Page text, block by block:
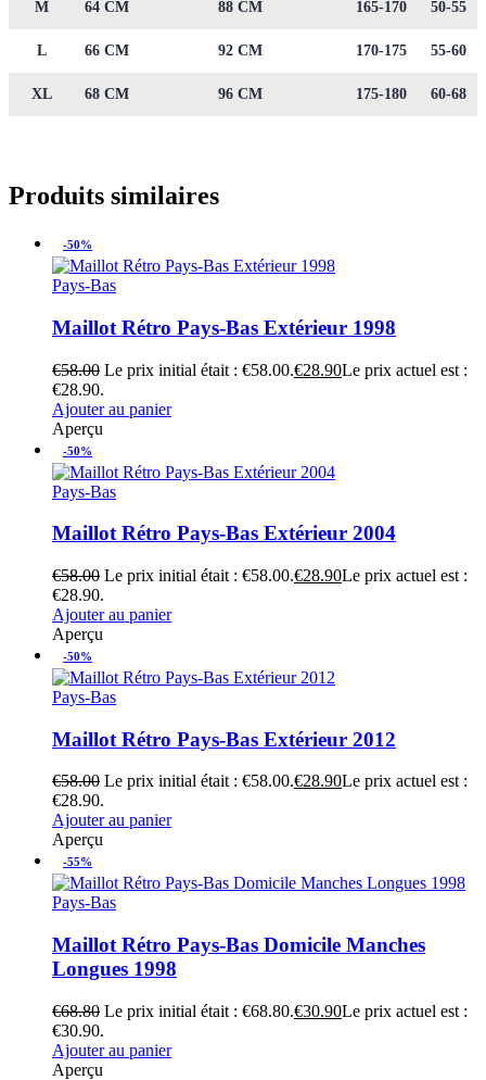
M 64 CM 88 CM 165-170 50-55
L 66 CM 92 CM 170-175 55-60
XL 68 CM 96 CM 175-180 60-68
Produits similaires
-50%
Pays-Bas
Maillot Rétro Pays-Bas Extérieur 1998
€58.00 Le prix initial était : €58.00.€28.90Le prix actuel est :
€28.90.
Ajouter au panier
Aperçu
-50%
Pays-Bas
Maillot Rétro Pays-Bas Extérieur 2004
€58.00 Le prix initial était : €58.00.€28.90Le prix actuel est :
€28.90.
Ajouter au panier
Aperçu
-50%
Pays-Bas
Maillot Rétro Pays-Bas Extérieur 2012
€58.00 Le prix initial était : €58.00.€28.90Le prix actuel est :
€28.90.
Ajouter au panier
Aperçu
-55%
Pays-Bas
Maillot Rétro Pays-Bas Domicile Manches
Longues 1998
€68.80 Le prix initial était : €68.80.€30.90Le prix actuel est :
€30.90.
Ajouter au panier
Aperçu